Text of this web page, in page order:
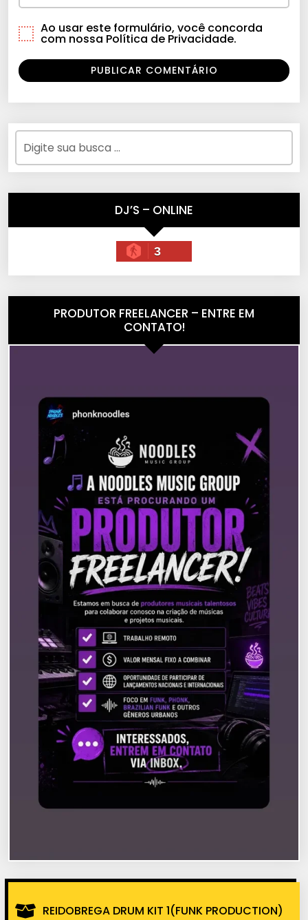
Ao usar este formulário, você concorda
com nossa Política de Privacidade.
DJ’S – ONLINE
3
PRODUTOR FREELANCER – ENTRE EM
CONTATO!
REIDOBREGA DRUM KIT 1(FUNK PRODUCTION)